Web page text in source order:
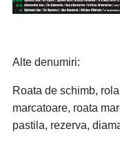
Alte denumiri:
Roata de schimb,
marcatoare, roata
pastila, rezerva,